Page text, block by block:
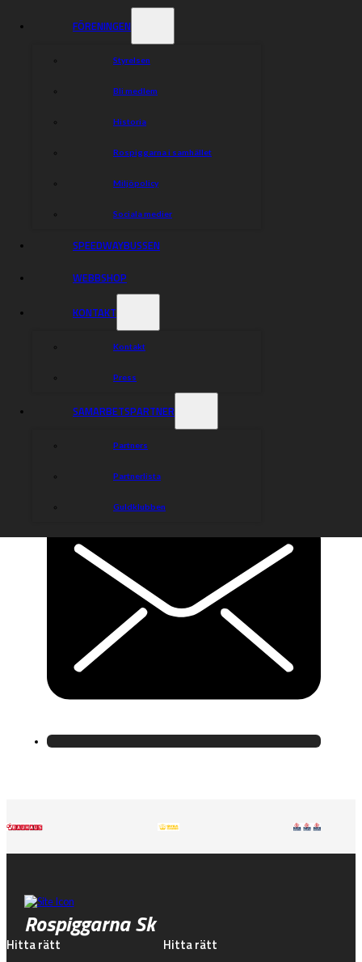
FÖRENINGEN
Styrelsen
Bli medlem
Historia
Rospiggarna i samhället
Miljöpolicy
Sociala medier
SPEEDWAYBUSSEN
WEBBSHOP
KONTAKT
Kontakt
Press
SAMARBETSPARTNER
Partners
Partnerlista
Guldklubben
Rospiggarna Sk
Hitta rätt Hitta rätt